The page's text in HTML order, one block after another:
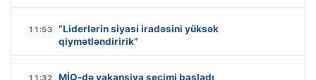
11:53
“Liderlərin siyasi iradəsini yüksək
qiymətləndiririk”
11:32 MİQ-də vakansiya seçimi başladı